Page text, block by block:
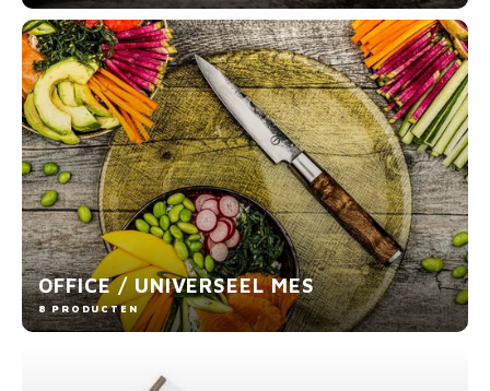
OFFICE / UNIVERSEEL MES
8 PRODUCTEN